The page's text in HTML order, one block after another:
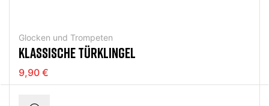
Glocken und Trompeten
KLASSISCHE TÜRKLINGEL
9,90 €